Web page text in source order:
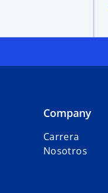
Company
Carrera
Nosotros